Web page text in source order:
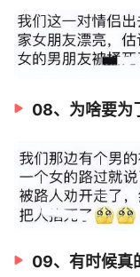
08、为啥要为
09、有时候真